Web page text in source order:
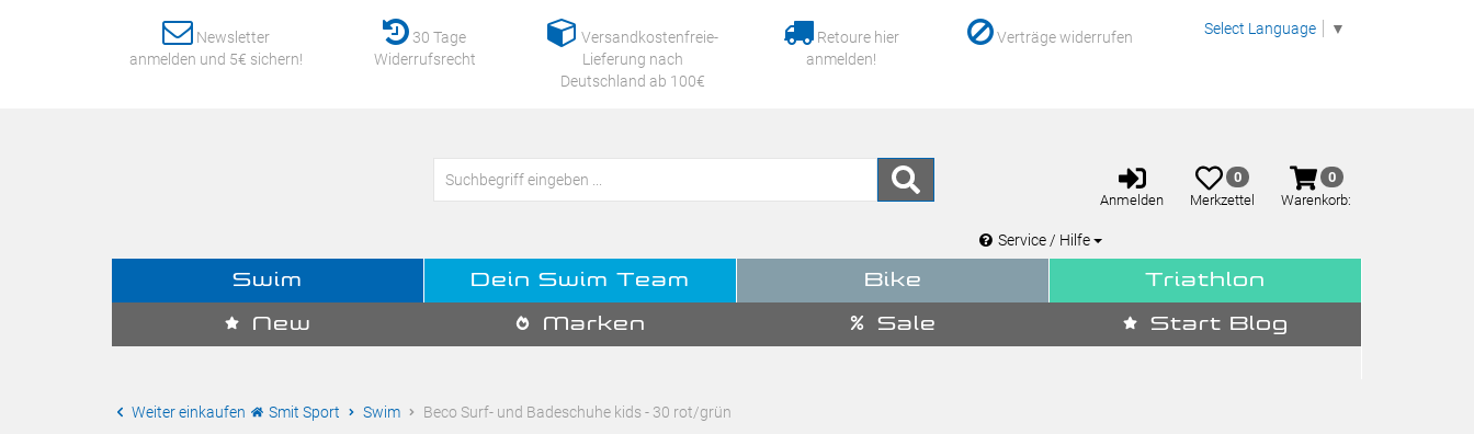
Newsletter
anmelden und 5€ sichern!
30 Tage
Widerrufsrecht
Versandkostenfreie-
Lieferung nach
Deutschland ab 100€
Retoure hier
anmelden!
Verträge widerrufen Select Language ▼
Anmelden
Anmelden
Merkzettel
aufklappen
0
Merkzettel
Warenkorb
aufklappen
0
Warenkorb:
Service / Hilfe
Swim Dein Swim Team Bike Triathlon
New Marken Sale Start Blog
Weiter einkaufen Smit Sport Swim Beco Surf- und Badeschuhe kids - 30 rot/grün